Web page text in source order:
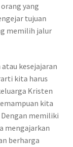
yang
tujuan
memilih jalur
kesejajaran
kita harus
Kristen
kita
memiliki
mengajarkan
berharga